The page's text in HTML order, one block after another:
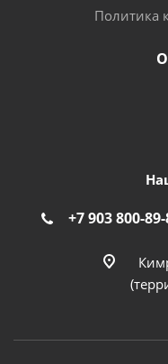
Политика
+7 903 800-